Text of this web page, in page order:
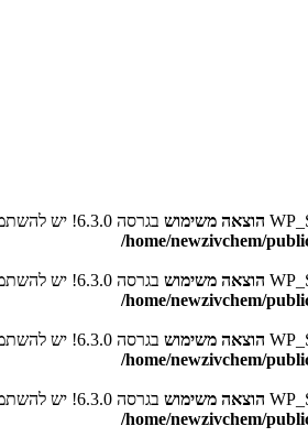
הוצאה משימוש בגרסה 6.3.0! יש להשתמש ב- WP_Scripts::get_inline_script_data() or WP_Scripts::get_inline_script_tag() במקום. in
/home/newzivchem/
הוצאה משימוש בגרסה 6.3.0! יש להשתמש ב- WP_Scripts::get_inline_script_data() or WP_Scripts::get_inline_script_tag() במקום. in
/home/newzivchem/
הוצאה משימוש בגרסה 6.3.0! יש להשתמש ב- WP_Scripts::get_inline_script_data() or WP_Scripts::get_inline_script_tag() במקום. in
/home/newzivchem/
הוצאה משימוש בגרסה 6.3.0! יש להשתמש ב- WP_Scripts::get_inline_script_data() or WP_Scripts::get_inline_script_tag() במקום. in
/home/newzivchem/